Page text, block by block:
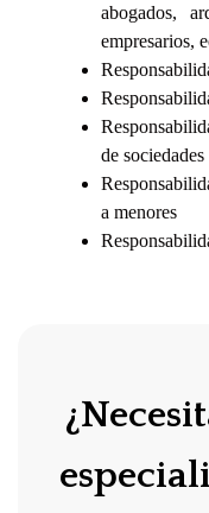
abogados,
empresarios,
de sociedades
a menores